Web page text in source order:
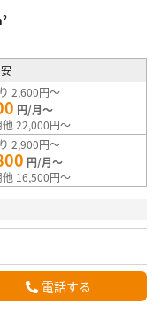
2,600円～
円/月～
22,000円～
2,900円～
円/月～
16,500円～
電話する